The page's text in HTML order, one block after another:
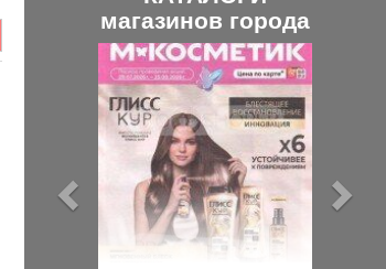
магазинов города